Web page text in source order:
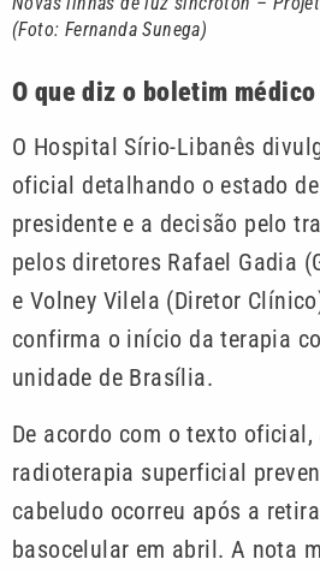
(Foto: Fernanda Sunega)
O que diz o boletim
O Hospital Sírio-Libanês
oficial detalhando o estado
presidente e a decisão pelo
pelos diretores Rafael Gadia
e Volney Vilela (Diretor
confirma o início da terapia
unidade de Brasília.
De acordo com o texto
radioterapia superficial
cabeludo ocorreu após a
basocelular em abril. A nota